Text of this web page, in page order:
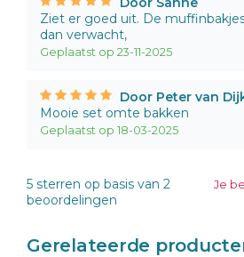
Ziet er goed uit. De
dan verwacht,
Geplaatst op 23-11-2025
Door Peter van
Mooie set omte bakken
Geplaatst op 18-03-2025
Je
5 sterren op basis van 2
beoordelingen
Gerelateerde